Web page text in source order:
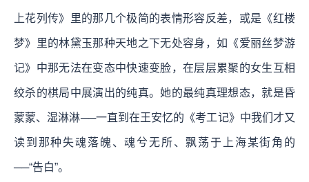
上花列传》里的那几个极简的表情形容反差，或是《红楼
梦》里的林黛玉那种天地之下无处容身，如《爱丽丝梦游
记》中那无法在变态中快速变脸，在层层累聚的女生互相
绞杀的棋局中展演出的纯真。她的最纯真理想态，就是昏
蒙蒙、湿淋淋──一直到在王安忆的《考工记》中我们才又
读到那种失魂落魄、魂兮无所、飘荡于上海某街角的
──“告白”。